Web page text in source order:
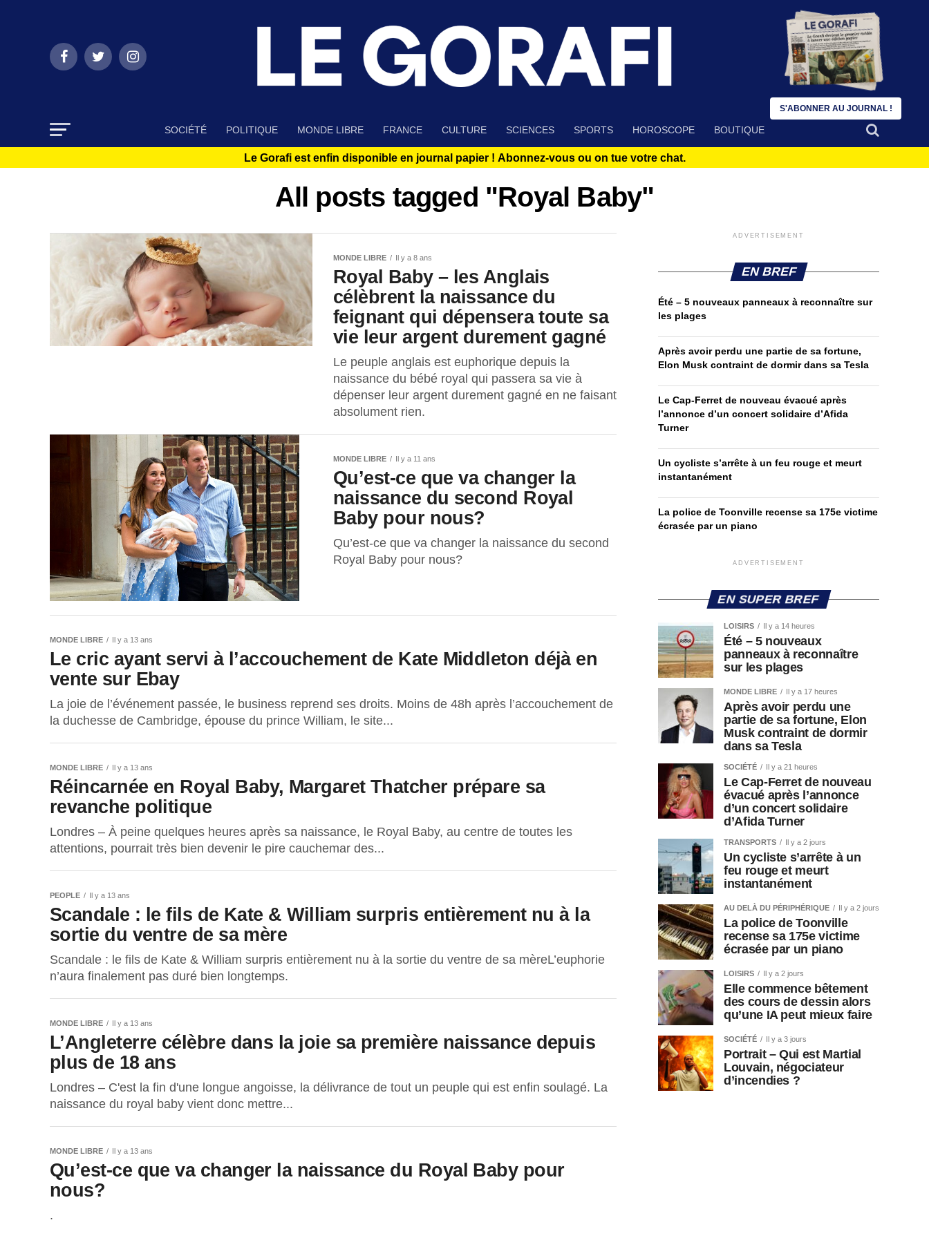
SOCIÉTÉ POLITIQUE MONDE LIBRE FRANCE CULTURE SCIENCES SPORTS HOROSCOPE BOUTIQUE
Le Gorafi est enfin disponible en journal papier ! Abonnez-vous ou on tue votre chat.
All posts tagged "Royal Baby"
MONDE LIBRE Il y a 8 ans
Royal Baby – les Anglais
célèbrent la naissance du
feignant qui dépensera toute sa
vie leur argent durement gagné
Le peuple anglais est euphorique depuis la
naissance du bébé royal qui passera sa vie à
dépenser leur argent durement gagné en ne faisant
absolument rien.
MONDE LIBRE Il y a 11 ans
Qu’est-ce que va changer la
naissance du second Royal
Baby pour nous?
Qu’est-ce que va changer la naissance du second
Royal Baby pour nous?
MONDE LIBRE Il y a 13 ans
Le cric ayant servi à l’accouchement de Kate Middleton déjà en
vente sur Ebay
La joie de l’événement passée, le business reprend ses droits. Moins de 48h après l’accouchement de
la duchesse de Cambridge, épouse du prince William, le site...
MONDE LIBRE Il y a 13 ans
Réincarnée en Royal Baby, Margaret Thatcher prépare sa
revanche politique
Londres – À peine quelques heures après sa naissance, le Royal Baby, au centre de toutes les
attentions, pourrait très bien devenir le pire cauchemar des...
PEOPLE Il y a 13 ans
Scandale : le fils de Kate & William surpris entièrement nu à la
sortie du ventre de sa mère
Scandale : le fils de Kate & William surpris entièrement nu à la sortie du ventre de sa mèreL’euphorie
n’aura finalement pas duré bien longtemps.
MONDE LIBRE Il y a 13 ans
L’Angleterre célèbre dans la joie sa première naissance depuis
plus de 18 ans
Londres – C'est la fin d'une longue angoisse, la délivrance de tout un peuple qui est enfin soulagé. La
naissance du royal baby vient donc mettre...
MONDE LIBRE Il y a 13 ans
Qu’est-ce que va changer la naissance du Royal Baby pour
nous?
.
ADVERTISEMENT
EN BREF
Été – 5 nouveaux panneaux à reconnaître sur
les plages
Après avoir perdu une partie de sa fortune,
Elon Musk contraint de dormir dans sa Tesla
Le Cap-Ferret de nouveau évacué après
l’annonce d’un concert solidaire d’Afida
Turner
Un cycliste s’arrête à un feu rouge et meurt
instantanément
La police de Toonville recense sa 175e victime
écrasée par un piano
ADVERTISEMENT
EN SUPER BREF
LOISIRS Il y a 14 heures
Été – 5 nouveaux
panneaux à reconnaître
sur les plages
MONDE LIBRE Il y a 17 heures
Après avoir perdu une
partie de sa fortune, Elon
Musk contraint de dormir
dans sa Tesla
SOCIÉTÉ Il y a 21 heures
Le Cap-Ferret de nouveau
évacué après l’annonce
d’un concert solidaire
d’Afida Turner
TRANSPORTS Il y a 2 jours
Un cycliste s’arrête à un
feu rouge et meurt
instantanément
AU DELÀ DU PÉRIPHÉRIQUE Il y a 2 jours
La police de Toonville
recense sa 175e victime
écrasée par un piano
LOISIRS Il y a 2 jours
Elle commence bêtement
des cours de dessin alors
qu’une IA peut mieux faire
SOCIÉTÉ Il y a 3 jours
Portrait – Qui est Martial
Louvain, négociateur
d’incendies ?
S'ABONNER AU JOURNAL !